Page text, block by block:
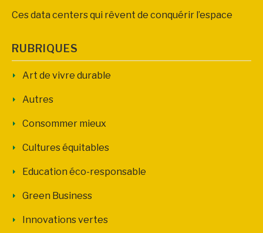
Ces data centers qui rêvent de conquérir l’espace
RUBRIQUES
Art de vivre durable
Autres
Consommer mieux
Cultures équitables
Education éco-responsable
Green Business
Innovations vertes